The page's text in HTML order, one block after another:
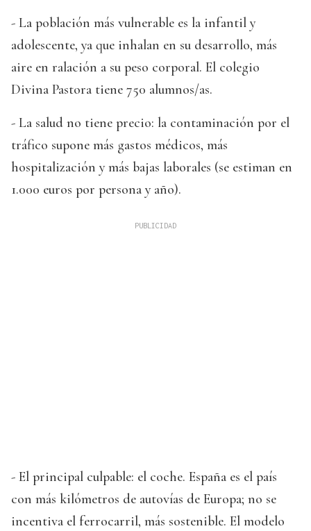
- La población más vulnerable es la infantil y
adolescente, ya que inhalan en su desarrollo, más
aire en ralación a su peso corporal. El colegio
Divina Pastora tiene 750 alumnos/as.
- La salud no tiene precio: la contaminación por el
tráfico supone más gastos médicos, más
hospitalización y más bajas laborales (se estiman en
1.000 euros por persona y año).
- El principal culpable: el coche. España es el país
con más kilómetros de autovías de Europa; no se
incentiva el ferrocarril, más sostenible. El modelo